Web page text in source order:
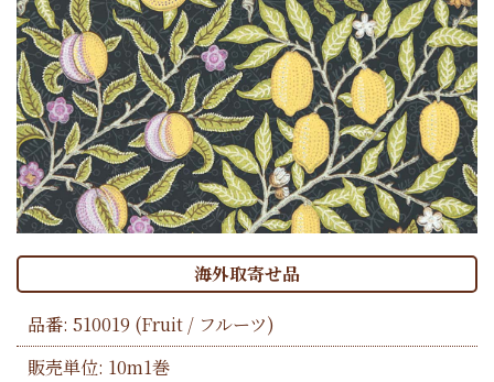
海外取寄せ品
品番: 510019 (Fruit / フルーツ)
販売単位: 10m1巻